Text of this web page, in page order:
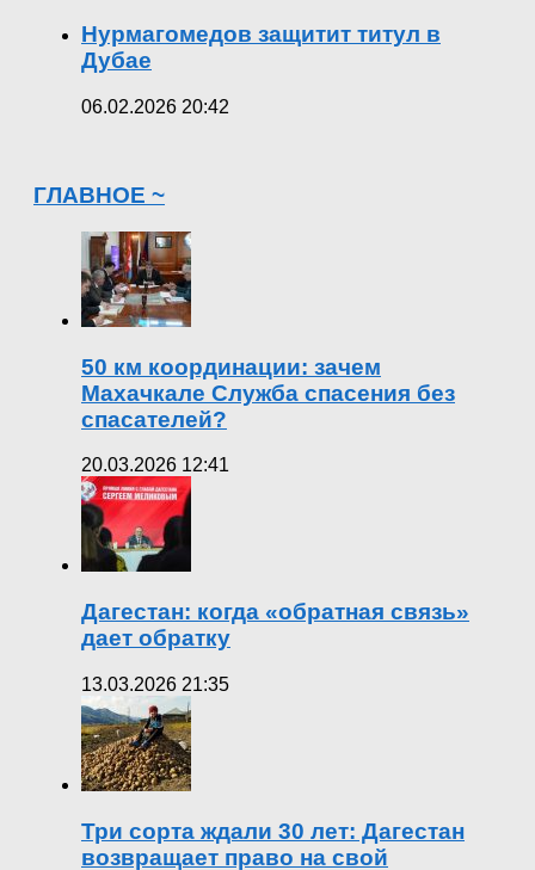
Нурмагомедов защитит титул в
Дубае
06.02.2026 20:42
ГЛАВНОЕ ~
50 км координации: зачем
Махачкале Служба спасения без
спасателей?
20.03.2026 12:41
Дагестан: когда «обратная связь»
дает обратку
13.03.2026 21:35
Три сорта ждали 30 лет: Дагестан
возвращает право на свой